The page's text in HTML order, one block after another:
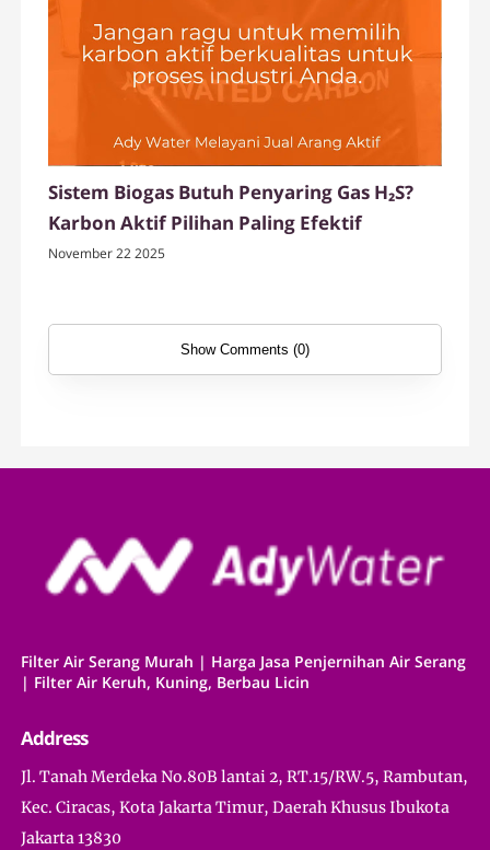
Sistem Biogas Butuh Penyaring Gas H₂S?
Karbon Aktif Pilihan Paling Efektif
November 22 2025
Show Comments (0)
Filter Air Serang Murah | Harga Jasa Penjernihan Air Serang
| Filter Air Keruh, Kuning, Berbau Licin
Address
Jl. Tanah Merdeka No.80B lantai 2, RT.15/RW.5, Rambutan,
Kec. Ciracas, Kota Jakarta Timur, Daerah Khusus Ibukota
Jakarta 13830